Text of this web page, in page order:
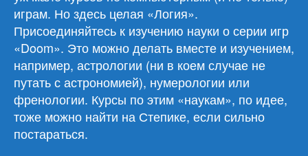
играм. Но здесь целая «Логия».
Присоединяйтесь к изучению науки о серии игр
«Doom». Это можно делать вместе и изучением,
например, астрологии (ни в коем случае не
путать с астрономией), нумерологии или
френологии. Курсы по этим «наукам», по идее,
тоже можно найти на Степике, если сильно
постараться.